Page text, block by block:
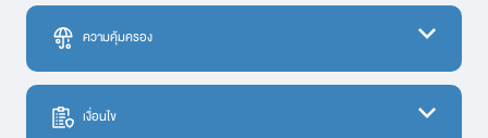
ความคุ้มครอง
ความคุ้มครอง
1. การเสียชีวิต สูญเสียอวัยวะ สายตาหรือทุพพลภาพถาวรสิ้นเชิง (อบ.1)
เงื่อนไข